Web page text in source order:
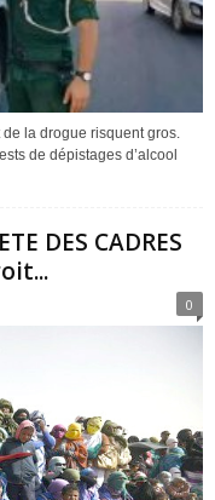
la drogue risquent gros.
de dépistages d’alcool
DES CADRES
0